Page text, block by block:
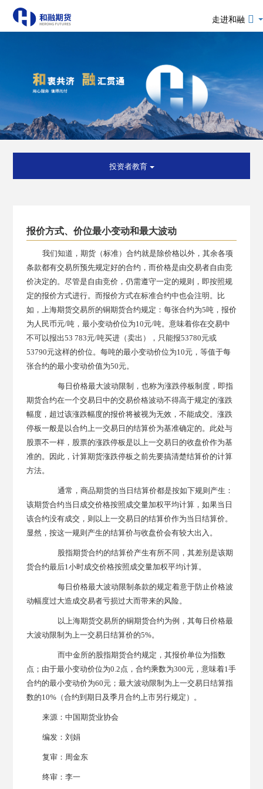
走进和融
投资者教育
报价方式、价位最小变动和最大波动
我们知道，期货（标准）合约就是除价格以外，其余各项
条款都有交易所预先规定好的合约，而价格是由交易者自由竞
价决定的。尽管是自由竞价，仍需遵守一定的规则，即按照规
定的报价方式进行。而报价方式在标准合约中也会注明。比
如，上海期货交易所的铜期货合约规定：每张合约为5吨，报价
为人民币元/吨，最小变动价位为10元/吨。意味着你在交易中
不可以报出53 783元/吨买进（卖出），只能报53780元或
53790元这样的价位。每吨的最小变动价位为10元，等值于每
张合约的最小变动价值为50元。
每日价格最大波动限制，也称为涨跌停板制度，即指
期货合约在一个交易日中的交易价格波动不得高于规定的涨跌
幅度，超过该涨跌幅度的报价将被视为无效，不能成交。涨跌
停板一般是以合约上一交易日的结算价为基准确定的。此处与
股票不一样，股票的涨跌停板是以上一交易日的收盘价作为基
准的。因此，计算期货涨跌停板之前先要搞清楚结算价的计算
方法。
通常，商品期货的当日结算价都是按如下规则产生：
该期货合约当日成交价格按照成交量加权平均计算，如果当日
该合约没有成交，则以上一交易日的结算价作为当日结算价。
显然，按这一规则产生的结算价与收盘价会有较大出入。
股指期货合约的结算价产生有所不同，其差别是该期
货合约最后1小时成交价格按照成交量加权平均计算。
每日价格最大波动限制条款的规定着意于防止价格波
动幅度过大造成交易者亏损过大而带来的风险。
以上海期货交易所的铜期货合约为例，其每日价格最
大波动限制为上一交易日结算价的5%。
而中金所的股指期货合约规定，其报价单位为指数
点；由于最小变动价位为0.2点，合约乘数为300元，意味着1手
合约的最小变动价为60元；最大波动限制为上一交易日结算指
数的10%（合约到期日及季月合约上市另行规定）。
来源：中国期货业协会
编发：刘娟
复审：周金东
终审：李一